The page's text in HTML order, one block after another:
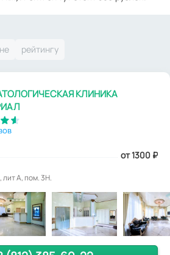
КЛИНИКА
от 1300 ₽
лит А, пом. 3Н.